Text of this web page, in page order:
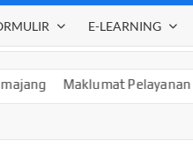
E-LEARNING
Pelayanan SMPN 1